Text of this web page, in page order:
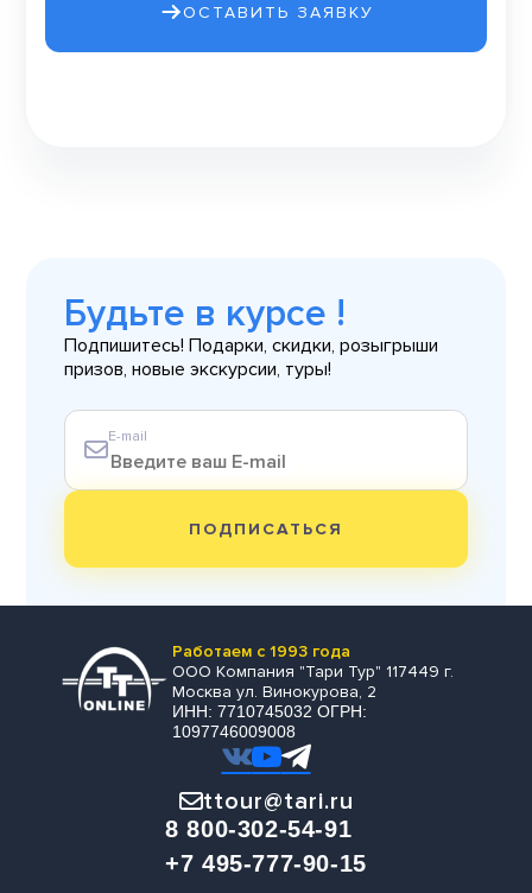
ОСТАВИТЬ ЗАЯВКУ
Будьте в курсе !
Подпишитесь! Подарки, скидки, розыгрыши
призов, новые экскурсии, туры!
E-mail
ПОДПИСАТЬСЯ
Работаем с 1993 года
ООО Компания "Тари Тур" 117449 г.
Москва ул. Винокурова, 2
ИНН: 7710745032 ОГРН:
1097746009008
ttour@tari.ru
8 800-302-54-91
+7 495-777-90-15